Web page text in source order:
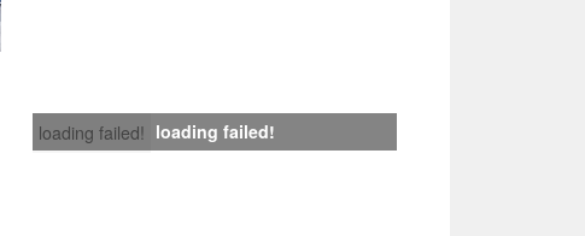
loading failed! loading failed!